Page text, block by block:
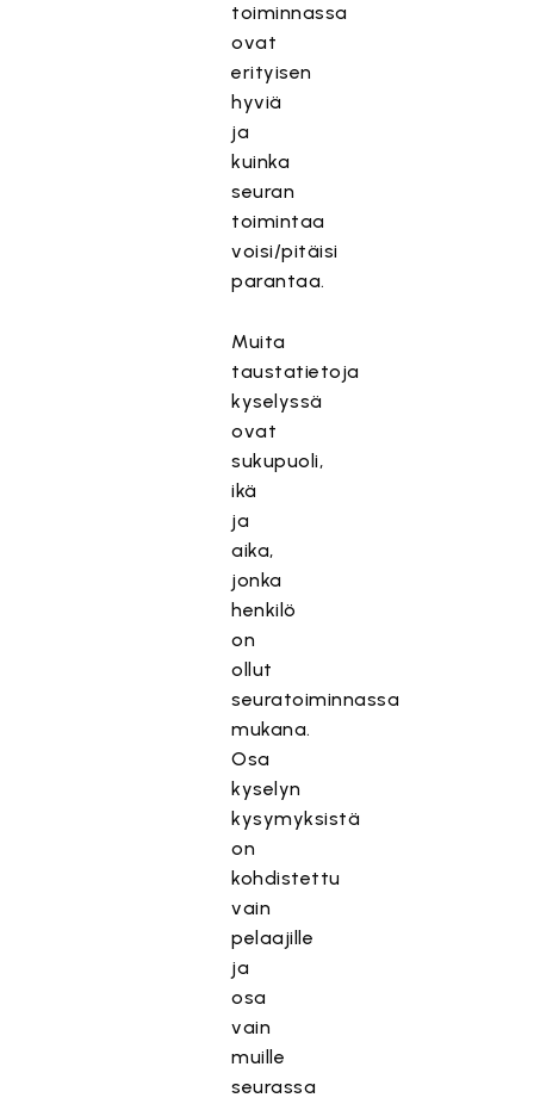
toiminnassa
ovat
erityisen
hyviä
ja
kuinka
seuran
toimintaa
voisi/pitäisi
parantaa.
Muita
taustatietoja
kyselyssä
ovat
sukupuoli,
ikä
ja
aika,
jonka
henkilö
on
ollut
seuratoiminnassa
mukana.
Osa
kyselyn
kysymyksistä
on
kohdistettu
vain
pelaajille
ja
osa
vain
muille
seurassa